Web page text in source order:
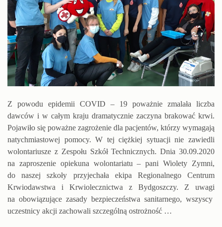
Z powodu epidemii COVID – 19 poważnie zmalała liczba
dawców i w całym kraju dramatycznie zaczyna brakować krwi.
Pojawiło się poważne zagrożenie dla pacjentów, którzy wymagają
natychmiastowej pomocy. W tej ciężkiej sytuacji nie zawiedli
wolontariusze z Zespołu Szkół Technicznych. Dnia 30.09.2020
na zaproszenie opiekuna wolontariatu – pani Wiolety Zymni,
do naszej szkoły przyjechała ekipa Regionalnego Centrum
Krwiodawstwa i Krwiolecznictwa z Bydgoszczy. Z uwagi
na obowiązujące zasady bezpieczeństwa sanitarnego, wszyscy
uczestnicy akcji zachowali szczególną ostrożność …